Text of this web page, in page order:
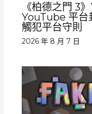
《柏德之門 3
YouTube 平
觸犯平台守則
2026 年 8 月 7 日